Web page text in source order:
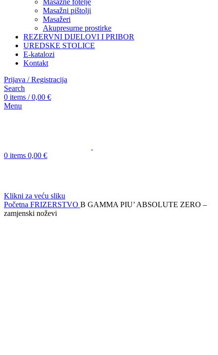
Masažne fotelje
Masažni pištolji
Masažeri
Akupresurne prostirke
REZERVNI DIJELOVI I PRIBOR
UREDSKE STOLICE
E-katalozi
Kontakt
Prijava / Registracija
Search
0 items / 0,00 €
Menu
0 items 0,00 €
Klikni za veću sliku
Početna FRIZERSTVO B GAMMA PIU’ ABSOLUTE ZERO –
zamjenski noževi